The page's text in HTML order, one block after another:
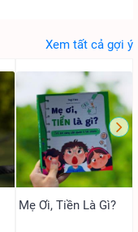
Xem tất cả gợi ý
Mẹ Ơi, Tiền Là Gì?